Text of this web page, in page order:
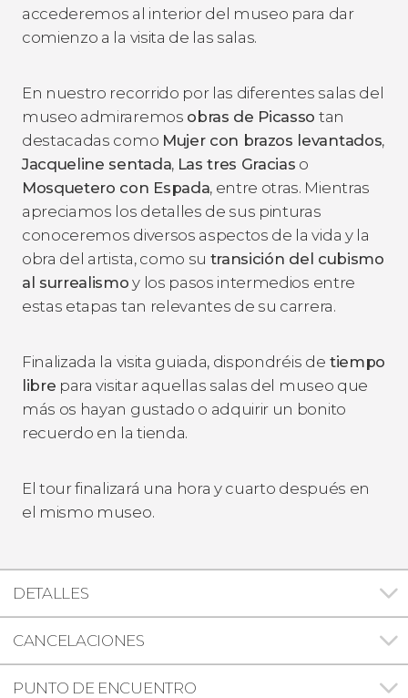
accederemos al interior del museo para dar
comienzo a la visita de las salas.
En nuestro recorrido por las diferentes salas del
museo admiraremos obras de Picasso tan
destacadas como Mujer con brazos levantados,
Jacqueline sentada, Las tres Gracias o
Mosquetero con Espada, entre otras. Mientras
apreciamos los detalles de sus pinturas
conoceremos diversos aspectos de la vida y la
obra del artista, como su transición del cubismo
al surrealismo y los pasos intermedios entre
estas etapas tan relevantes de su carrera.
Finalizada la visita guiada, dispondréis de tiempo
libre para visitar aquellas salas del museo que
más os hayan gustado o adquirir un bonito
recuerdo en la tienda.
El tour finalizará una hora y cuarto después en
el mismo museo.
DETALLES
CANCELACIONES
PUNTO DE ENCUENTRO